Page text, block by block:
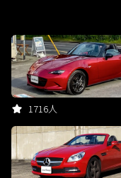
1716人